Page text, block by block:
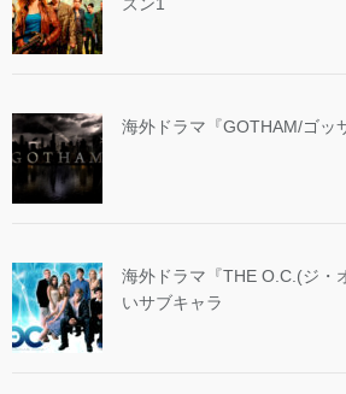
海外ドラマ『GOTHAM/ゴッ
海外ドラマ『THE O.C.(ジ・
いサブキャラ